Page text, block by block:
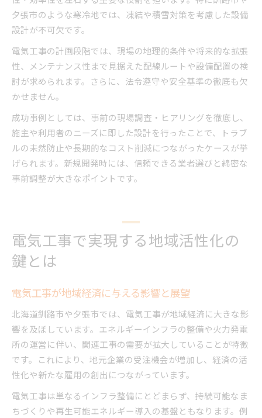
夕張市のような寒冷地では、凍結や積雪対策を考慮した設備
設計が不可欠です。
電気工事の計画段階では、現場の地理的条件や将来的な拡張
性、メンテナンス性まで見据えた配線ルートや設備配置の検
討が求められます。さらに、法令遵守や安全基準の徹底も欠
かせません。
成功事例としては、事前の現場調査・ヒアリングを徹底し、
施主や利用者のニーズに即した設計を行ったことで、トラブ
ルの未然防止や長期的なコスト削減につながったケースが挙
げられます。新規開発時には、信頼できる業者選びと綿密な
事前調整が大きなポイントです。
電気工事で実現する地域活性化の
鍵とは
電気工事が地域経済に与える影響と展望
北海道釧路市や夕張市では、電気工事が地域経済に大きな影
響を及ぼしています。エネルギーインフラの整備や火力発電
所の運営に伴い、関連工事の需要が拡大していることが特徴
です。これにより、地元企業の受注機会が増加し、経済の活
性化や新たな雇用の創出につながっています。
電気工事は単なるインフラ整備にとどまらず、持続可能なま
ちづくりや再生可能エネルギー導入の基盤ともなります。例